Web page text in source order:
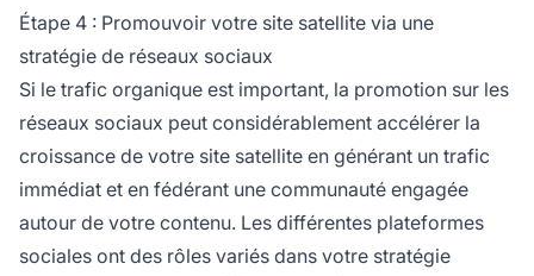
Étape 4 : Promouvoir votre site satellite via une
stratégie de réseaux sociaux
Si le trafic organique est important, la promotion sur les
réseaux sociaux peut considérablement accélérer la
croissance de votre site satellite en générant un trafic
immédiat et en fédérant une communauté engagée
autour de votre contenu. Les différentes plateformes
sociales ont des rôles variés dans votre stratégie